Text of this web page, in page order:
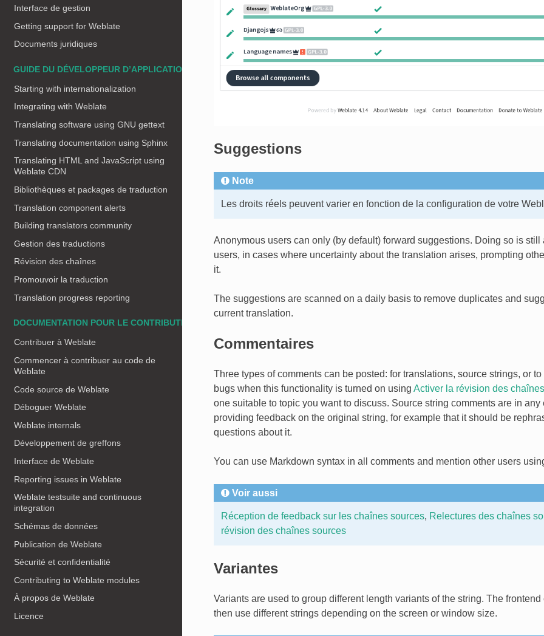
Interface de gestion
Getting support for Weblate
Documents juridiques
GUIDE DU DÉVELOPPEUR D’APPLICATIONS
Starting with internationalization
Integrating with Weblate
Translating software using GNU gettext
Translating documentation using Sphinx
Translating HTML and JavaScript using
Weblate CDN
Bibliothèques et packages de traduction
Translation component alerts
Building translators community
Gestion des traductions
Révision des chaînes
Promouvoir la traduction
Translation progress reporting
DOCUMENTATION POUR LE CONTRIBUTEUR
Contribuer à Weblate
Commencer à contribuer au code de
Weblate
Code source de Weblate
Déboguer Weblate
Weblate internals
Développement de greffons
Interface de Weblate
Reporting issues in Weblate
Weblate testsuite and continuous
integration
Schémas de données
Publication de Weblate
Sécurité et confidentialité
Contributing to Weblate modules
À propos de Weblate
Licence
Suggestions
Note
Les droits réels peuvent varier en fonction de la configuration de votre
Anonymous users can only (by default) forward suggestions. Doing so is
users, in cases where uncertainty about the translation arises, prompting
it.
The suggestions are scanned on a daily basis to remove duplicates and
current translation.
Commentaires
Three types of comments can be posted: for translations, source strings, or
bugs when this functionality is turned on using Activer la révision des
one suitable to topic you want to discuss. Source string comments are in any
providing feedback on the original string, for example that it should be
questions about it.
You can use Markdown syntax in all comments and mention other users
Voir aussi
Réception de feedback sur les chaînes sources, Relectures des chaînes
révision des chaînes sources
Variantes
Variants are used to group different length variants of the string. The
then use different strings depending on the screen or window size.